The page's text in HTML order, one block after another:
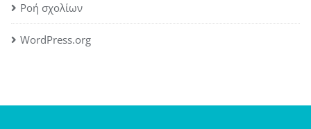
Ροή σχολίων
WordPress.org